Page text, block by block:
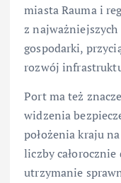
miasta Rauma i
z
gospodarki,
rozwój
Port ma też
widzenia
położenia kraju
liczby
utrzymanie